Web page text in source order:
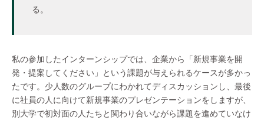
る。
私の参加したインターンシップでは、企業から「新規事業を開
発・提案してください」という課題が与えられるケースが多かっ
たです。少人数のグループにわかれてディスカッションし、最後
に社員の人に向けて新規事業のプレゼンテーションをしますが、
別大学で初対面の人たちと関わり合いながら課題を進めていなけ